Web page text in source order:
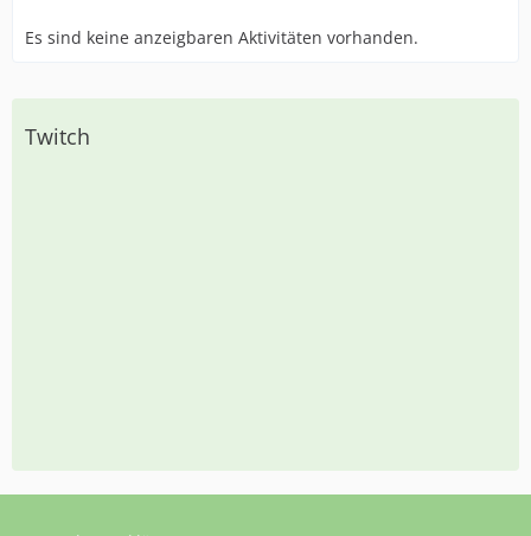
Es sind keine anzeigbaren Aktivitäten vorhanden.
Twitch